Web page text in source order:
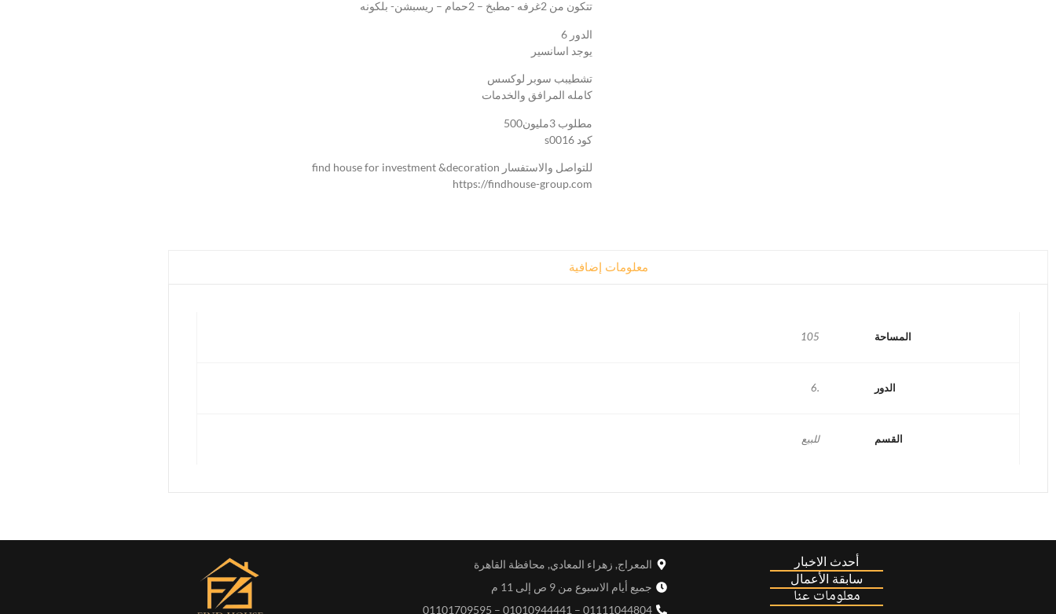
تتكون من 2غرفه -مطبخ – 2حمام – ريسبشن- بلكونه
الدور 6
يوجد اسانسير
تشطيبب سوبر لوكسس
كامله المرافق والخدمات
مطلوب 3مليون500
كود s0016
للتواصل والاستفسار find house for investment &decoration
https://findhouse-group.com
معلومات إضافية
المساحة 105
الدور .6
القسم للبيع
أحدث الاخبار
سابقة الأعمال
معلومات عنا
المعراج, زهراء المعادي, محافظة القاهرة
جميع أيام الاسبوع من 9 ص إلى 11 م
01111044804 – 01010944441 – 01101709595